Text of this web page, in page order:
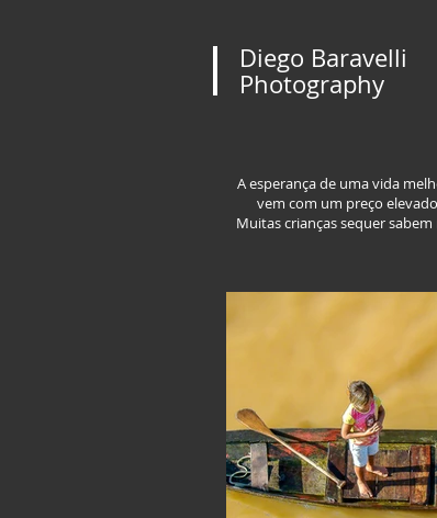
Diego Baravelli
Photography
A esperança de uma vida
vem com um preço
Muitas crianças sequer